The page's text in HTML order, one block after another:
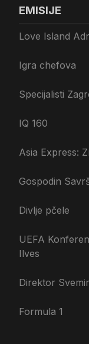
EMISIJE
Love Island
Igra chefova
Specijalisti
IQ 160
Asia Express:
Gospodin
Divlje pčele
UEFA
Ilves
Direktor
Formula 1